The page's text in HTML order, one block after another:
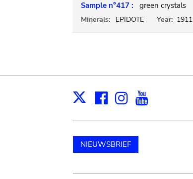
Sample n°417 : green crystals
Minerals: EPIDOTE Year: 1911
X Facebook
Instagram
NIEUWSBRIEF